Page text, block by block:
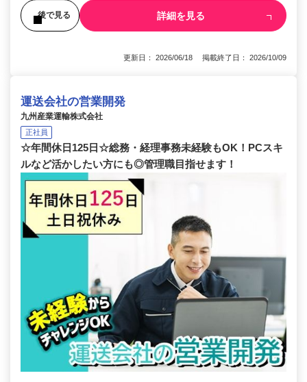
後で見る 詳細を見る
更新日： 2026/06/18 掲載終了日： 2026/10/09
運送会社の営業開発
九州産業運輸株式会社
正社員
☆年間休日125日☆総務・経理事務未経験もOK！PCスキ
ルなど活かしたい方にも◎管理職目指せます！